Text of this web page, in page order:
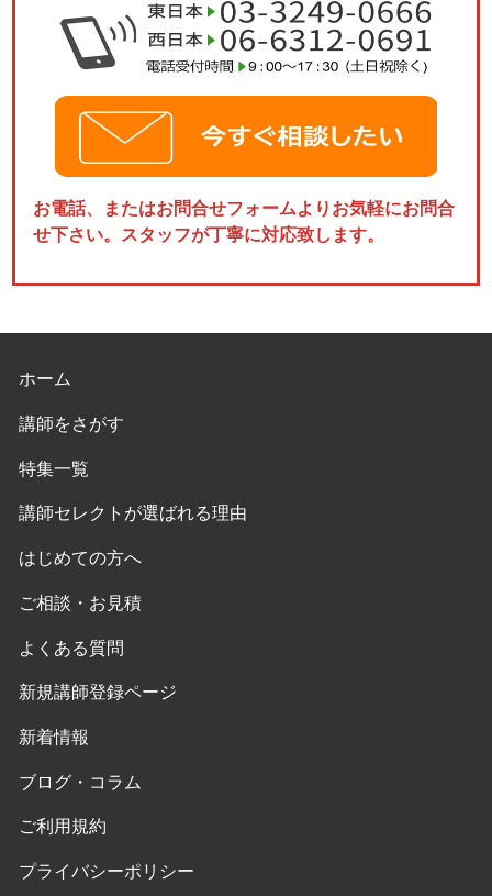
お電話、またはお問合せフォームよりお気軽にお問合
せ下さい。スタッフが丁寧に対応致します。
ホーム
講師をさがす
特集一覧
講師セレクトが選ばれる理由
はじめての方へ
ご相談・お見積
よくある質問
新規講師登録ページ
新着情報
ブログ・コラム
ご利用規約
プライバシーポリシー